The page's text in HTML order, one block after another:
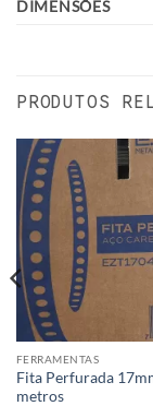
DIMENSÕES
PRODUTOS
FERRAMENTAS
Fita Perfurada
metros